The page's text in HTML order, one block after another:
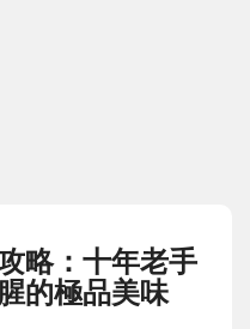
略：十年老手
的極品美味